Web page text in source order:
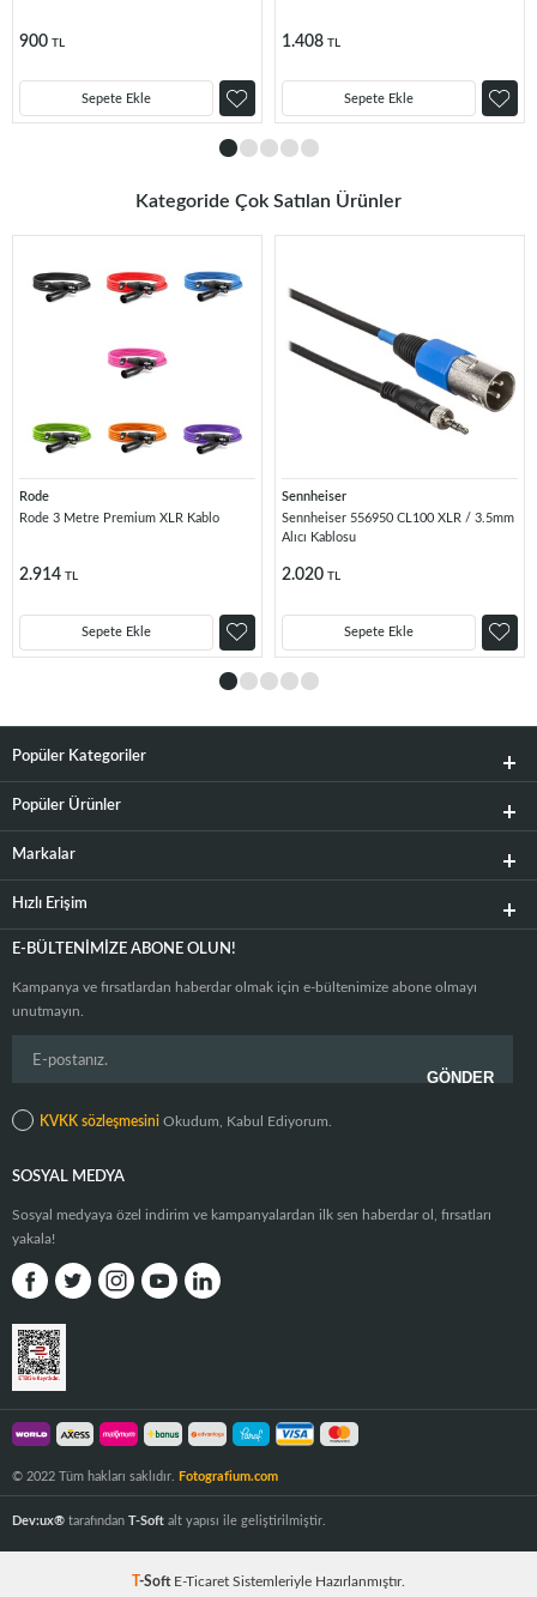
900 TL
Sepete Ekle
1.408 TL
Sepete Ekle
Kategoride Çok Satılan Ürünler
Rode
Rode 3 Metre Premium XLR Kablo
2.914 TL
Sepete Ekle
Sennheiser
Sennheiser 556950 CL100 XLR / 3.5mm
Alıcı Kablosu
2.020 TL
Sepete Ekle
Popüler Kategoriler
Popüler Ürünler
Markalar
Hızlı Erişim
E-BÜLTENIMIZE ABONE OLUN!
Kampanya ve fırsatlardan haberdar olmak için e-bültenimize abone olmayı
unutmayın.
KVKK sözleşmesini Okudum, Kabul Ediyorum.
SOSYAL MEDYA
Sosyal medyaya özel indirim ve kampanyalardan ilk sen haberdar ol, fırsatları
yakala!
© 2022 Tüm hakları saklıdır. Fotografium.com
Dev:ux® tarafından T-Soft alt yapısı ile geliştirilmiştir.
T-Soft E-Ticaret Sistemleriyle Hazırlanmıştır.